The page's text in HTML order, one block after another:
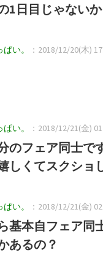
1日目じゃないか
い。 ：2018/12/20(木)
い。 ：2018/12/21(金)
のフェア同士で
しくてスクショ
い。 ：2018/12/21(金)
基本自フェア同
あるの？